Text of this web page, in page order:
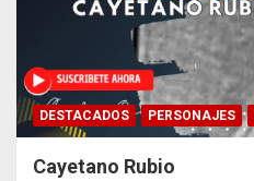
DESTACADOS PERSONAJES
Cayetano Rubio